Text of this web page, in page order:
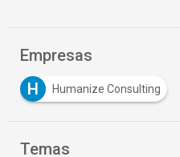
Empresas
H
Humanize Consulting
Temas